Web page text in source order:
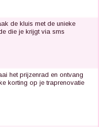
de kluis met de unieke
die je krijgt via sms
het prijzenrad en ontvang
korting op je traprenovatie